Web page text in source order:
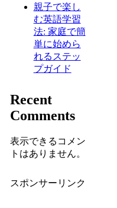
親子で楽し
む英語学習
法: 家庭で簡
単に始めら
れるステッ
プガイド
Recent
Comments
表示できるコメン
トはありません。
スポンサーリンク